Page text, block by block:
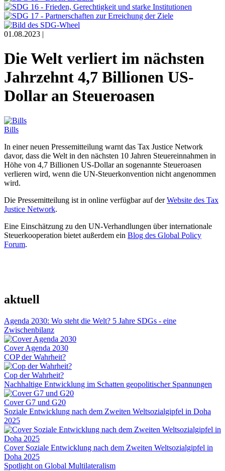
01.08.2023 |
Die Welt verliert im nächsten
Jahrzehnt 4,7 Billionen US-
Dollar an Steueroasen
Bills
In einer neuen Pressemitteilung warnt das Tax Justice Network
davor, dass die Welt in den nächsten 10 Jahren Steuereinnahmen in
Höhe von 4,7 Billionen US-Dollar an sogenannte Steueroasen
verlieren wird, wenn die UN-Steuerkonvention nicht angenommen
wird.
Die Pressemitteilung ist in online verfügbar auf derWebsite des Tax
Justice Network.
Eine Einschätzung zu den UN-Verhandlungen über internationale
Steuerkooperation bietet außerdem ein Blog des Global Policy
Forum.
aktuell
Agenda 2030: Wo steht die Welt? 5 Jahre SDGs - eine
Zwischenbilanz
Cover Agenda 2030
COP der Wahrheit?
Cop der Wahrheit?
Nachhaltige Entwicklung im Schatten geopolitischer Spannungen
Cover G7 und G20
Soziale Entwicklung nach dem Zweiten Weltsozialgipfel in Doha
2025
Cover Soziale Entwicklung nach dem Zweiten Weltsozialgipfel in
Doha 2025
Spotlight on Global Multilateralism